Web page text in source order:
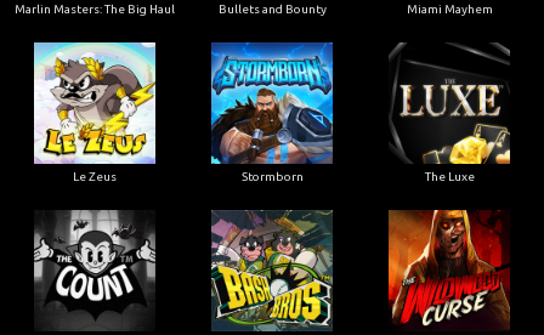
Marlin Masters: The Big Haul Bullets and Bounty Miami Mayhem
Le Zeus Stormborn The Luxe